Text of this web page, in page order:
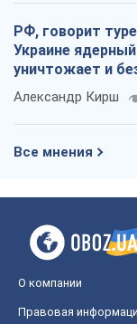
РФ, говорит
Украине
уничтожает и
Александр Кирш
Все мнения
О компании
Правовая